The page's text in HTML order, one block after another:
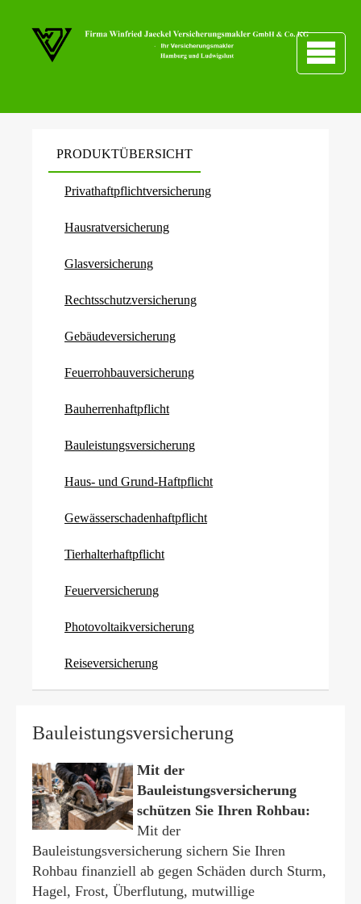
PRODUKTÜBERSICHT
Privathaftpflichtversicherung
Haus­rat­ver­si­che­rung
Glasversicherung
Rechts­schutz­ver­si­che­rung
Ge­bäude­ver­si­che­rung
Feuerrohbauversicherung
Bau­herren­haft­pflicht
Bauleistungsversicherung
Haus- und Grund-Haft­pflicht
Gewässerschadenhaftpflicht
Tierhalterhaftpflicht
Feuerversicherung
Photo­voltaik­ver­si­che­rung
Reiseversicherung
Bauleistungsversicherung
Mit der
Bauleistungsversicherung
schützen Sie Ihren Rohbau:
Mit der
Bauleistungsversicherung sichern Sie Ihren
Rohbau finanziell ab gegen Schäden durch Sturm,
Hagel, Frost, Überflutung, mutwillige